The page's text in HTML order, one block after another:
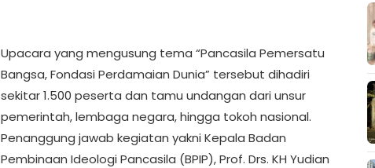
Upacara yang mengusung tema “Pancasila Pemersatu
Bangsa, Fondasi Perdamaian Dunia” tersebut dihadiri
sekitar 1.500 peserta dan tamu undangan dari unsur
pemerintah, lembaga negara, hingga tokoh nasional.
Penanggung jawab kegiatan yakni Kepala Badan
Pembinaan Ideologi Pancasila (BPIP), Prof. Drs. KH Yudian